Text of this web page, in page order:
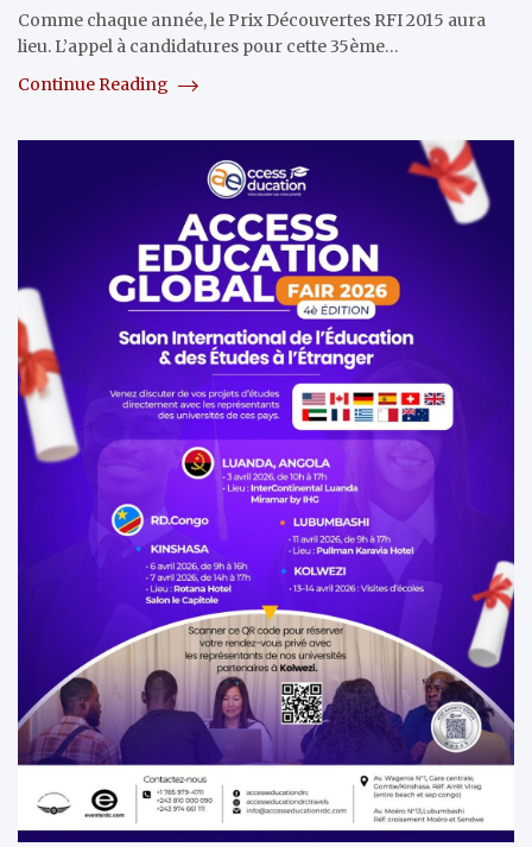
Comme chaque année, le Prix Découvertes RFI 2015 aura
lieu. L’appel à candidatures pour cette 35ème…
Continue Reading